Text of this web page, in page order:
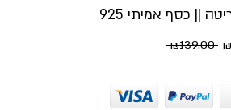
|| כסף אמיתי 925
₪139.00